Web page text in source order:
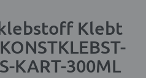
Klebt
KART-300ML